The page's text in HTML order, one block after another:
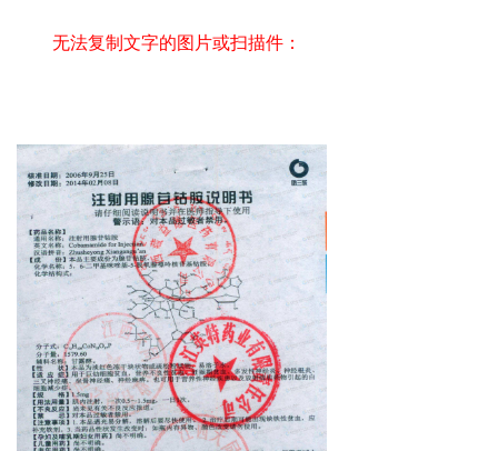
无法复制文字的图片或扫描件：